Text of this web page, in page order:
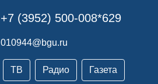
+7 (3952) 500-008*629
010944@bgu.ru
ТВ Радио Газета